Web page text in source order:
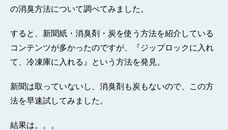
の消臭方法について調べてみました。
すると、新聞紙・消臭剤・炭を使う方法を紹介している
コンテンツが多かったのですが、『ジップロックに入れ
て、冷凍庫に入れる』という方法を発見。
新聞は取っていないし、消臭剤も炭もないので、この方
法を早速試してみました。
結果は。。。